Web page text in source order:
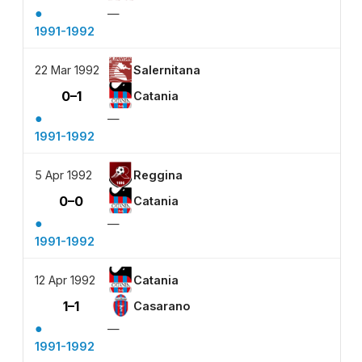
●
—
1991-1992
22 Mar 1992 Salernitana
0–1 Catania
●
—
1991-1992
5 Apr 1992 Reggina
0–0 Catania
●
—
1991-1992
12 Apr 1992 Catania
1–1 Casarano
●
—
1991-1992